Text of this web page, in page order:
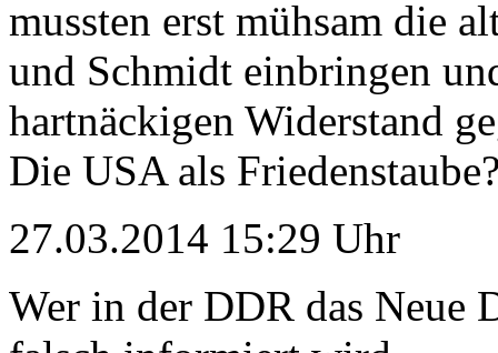
mussten erst mühsam die
und Schmidt einbringen
hartnäckigen Widerstand
Die USA als
27.03.2014 15:29 Uhr
Wer in der DDR das Neue